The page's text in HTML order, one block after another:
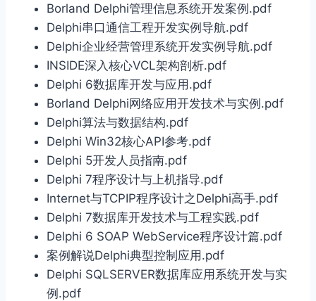
Borland Delphi管理信息系统开发案例.pdf
Delphi串口通信工程开发实例导航.pdf
Delphi企业经营管理系统开发实例导航.pdf
INSIDE深入核心VCL架构剖析.pdf
Delphi 6数据库开发与应用.pdf
Borland Delphi网络应用开发技术与实例.pdf
Delphi算法与数据结构.pdf
Delphi Win32核心API参考.pdf
Delphi 5开发人员指南.pdf
Delphi 7程序设计与上机指导.pdf
Internet与TCPIP程序设计之Delphi高手.pdf
Delphi 7数据库开发技术与工程实践.pdf
Delphi 6 SOAP WebService程序设计篇.pdf
案例解说Delphi典型控制应用.pdf
Delphi SQLSERVER数据库应用系统开发与实
例.pdf